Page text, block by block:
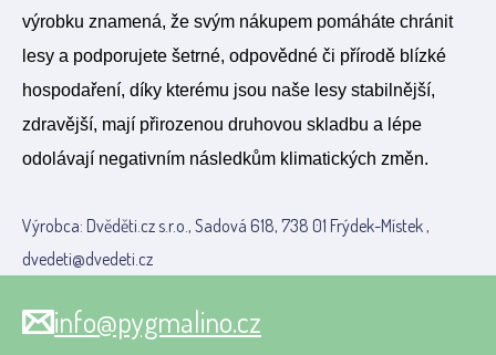
výrobku znamená, že svým nákupem pomáháte chránit
lesy a podporujete šetrné, odpovědné či přírodě blízké
hospodaření, díky kterému jsou naše lesy stabilnější,
zdravější, mají přirozenou druhovou skladbu a lépe
odolávají negativním následkům klimatických změn.
Výrobca: Dvěděti.cz s.r.o., Sadová 618, 738 01 Frýdek-Místek ,
dvedeti@dvedeti.cz
info@pygmalino.cz